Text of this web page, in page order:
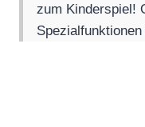
zum Kinderspiel!